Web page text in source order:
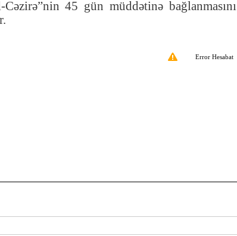
45 gün müddətinə bağlanmasını
Error Hesabat